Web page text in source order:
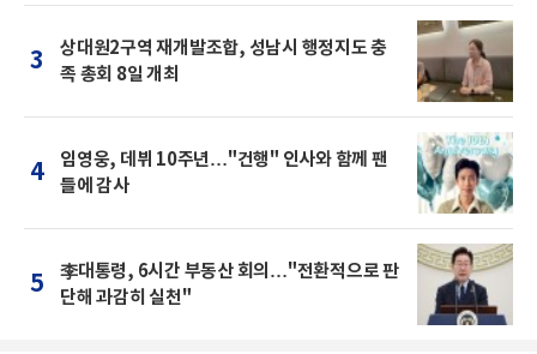
3
상대원2구역 재개발조합, 성남시 행정지도 충
족 총회 8일 개최
4
임영웅, 데뷔 10주년…"건행" 인사와 함께 팬
들에 감사
5
李대통령, 6시간 부동산 회의…"전환적으로 판
단해 과감히 실천"